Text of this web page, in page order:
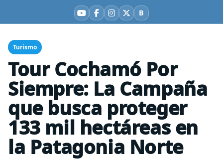
YouTube
Facebook
Instagram
X BBluesky
Turismo
Tour Cochamó Por
Siempre: La Campaña
que busca proteger
133 mil hectáreas en
la Patagonia Norte